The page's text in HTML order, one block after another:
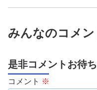
みんなのコメン
是非コメントお待
コメント ※